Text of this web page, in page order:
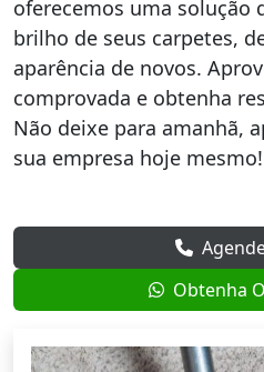
oferecemos uma solução
brilho de seus carpetes,
aparência de novos.
comprovada e obtenha
Não deixe para amanhã,
sua empresa hoje mesmo!
Obtenha